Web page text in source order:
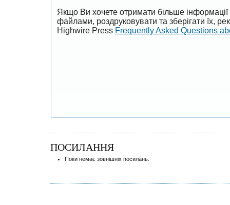
Якщо Ви хочете отримати більше
файлами, роздруковувати та зберігати їх,
Highwire Press Frequently Asked Questions
ПОСИЛАННЯ
Поки немає зовнішніх посилань.